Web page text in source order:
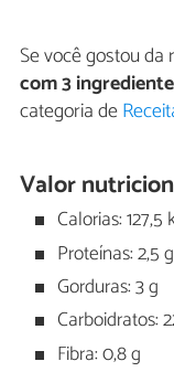
Se você gostou da
com 3
categoria de
Valor
Calorias: 127,5
Proteínas: 2,5 g
Gorduras: 3 g
Carboidratos:
Fibra: 0,8 g